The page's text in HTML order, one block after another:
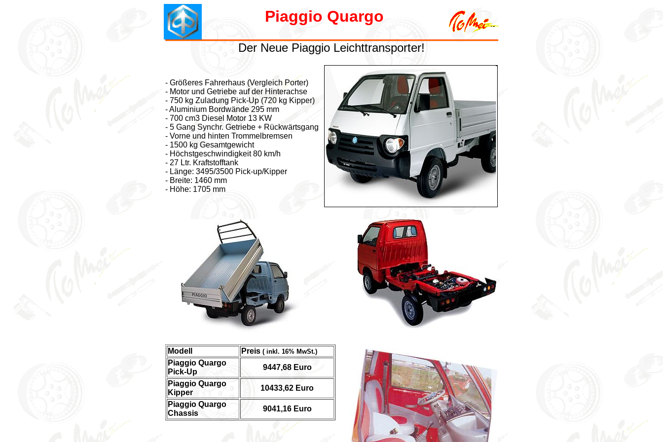
Piaggio Quargo
Der Neue Piaggio Leichttransporter!
- Größeres Fahrerhaus (Vergleich Porter)
- Motor und Getriebe auf der Hinterachse
- 750 kg Zuladung Pick-Up (720 kg Kipper)
- Aluminium Bordwände 295 mm
- 700 cm3 Diesel Motor 13 KW
- 5 Gang Synchr. Getriebe + Rückwärtsgang
- Vorne und hinten Trommelbremsen
- 1500 kg Gesamtgewicht
- Höchstgeschwindigkeit 80 km/h
- 27 Ltr. Kraftstofftank
- Länge: 3495/3500 Pick-up/Kipper
- Breite: 1460 mm
- Höhe: 1705 mm
Modell Preis ( inkl. 16% MwSt.)
Piaggio Quargo
Pick-Up
9447,68 Euro
Piaggio Quargo
Kipper
10433,62 Euro
Piaggio Quargo
Chassis
9041,16 Euro